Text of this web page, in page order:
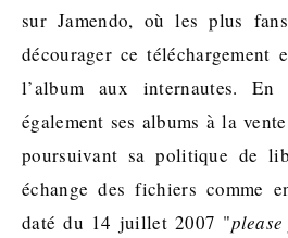
sur Jamendo, où les plus
décourager ce téléchargement
l’album aux internautes. En
également ses albums à la
poursuivant sa politique de
échange des fichiers comme
daté du 14 juillet 2007